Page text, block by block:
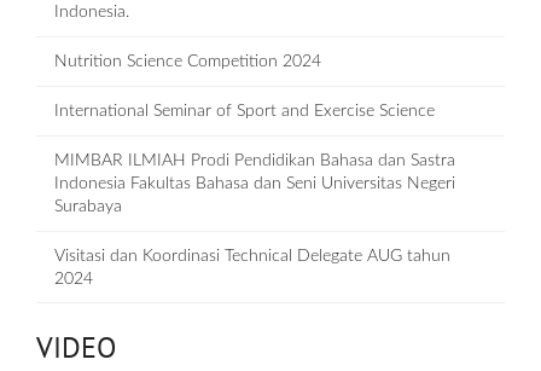
Indonesia.
Nutrition Science Competition 2024
International Seminar of Sport and Exercise Science
MIMBAR ILMIAH Prodi Pendidikan Bahasa dan Sastra
Indonesia Fakultas Bahasa dan Seni Universitas Negeri
Surabaya
Visitasi dan Koordinasi Technical Delegate AUG tahun
2024
VIDEO